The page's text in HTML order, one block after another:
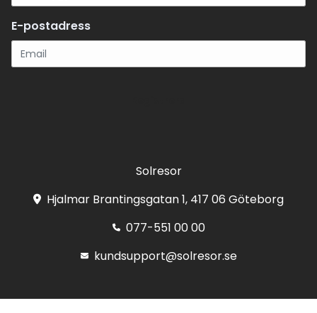
E-postadress
Solresor
Hjalmar Brantingsgatan 1, 417 06 Göteborg
077-551 00 00
kundsupport@solresor.se